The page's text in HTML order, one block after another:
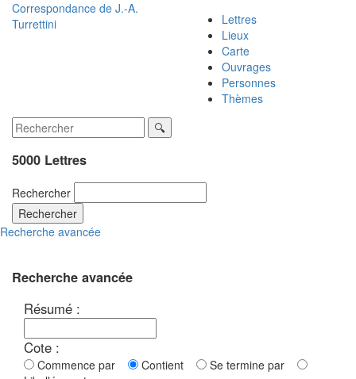
Correspondance de J.-A.
Turrettini
Lettres
Lieux
Carte
Ouvrages
Personnes
Thèmes
5000 Lettres
Rechercher
Rechercher
Recherche avancée
Recherche avancée
Résumé :
Cote :
Commence par Contient
Se termine par